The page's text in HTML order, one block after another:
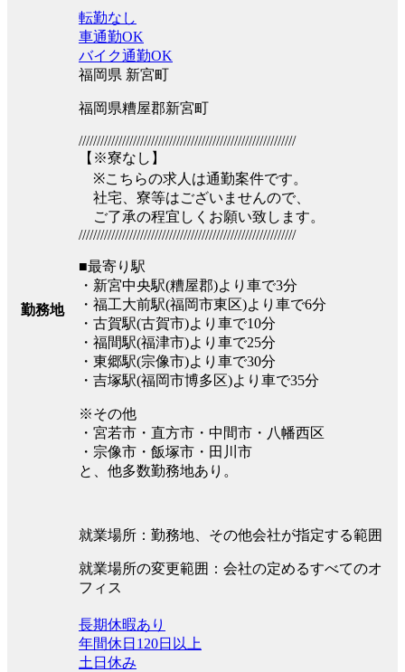
勤務地
転勤なし
車通勤OK
バイク通勤OK
福岡県 新宮町
福岡県糟屋郡新宮町
////////////////////////////////////////////////////////////
【※寮なし】
※こちらの求人は通勤案件です。
社宅、寮等はございませんので、
ご了承の程宜しくお願い致します。
////////////////////////////////////////////////////////////
■最寄り駅
・新宮中央駅(糟屋郡)より車で3分
・福工大前駅(福岡市東区)より車で6分
・古賀駅(古賀市)より車で10分
・福間駅(福津市)より車で25分
・東郷駅(宗像市)より車で30分
・吉塚駅(福岡市博多区)より車で35分
※その他
・宮若市・直方市・中間市・八幡西区
・宗像市・飯塚市・田川市
と、他多数勤務地あり。
就業場所：勤務地、その他会社が指定する範囲
就業場所の変更範囲：会社の定めるすべてのオ
フィス
長期休暇あり
年間休日120日以上
土日休み